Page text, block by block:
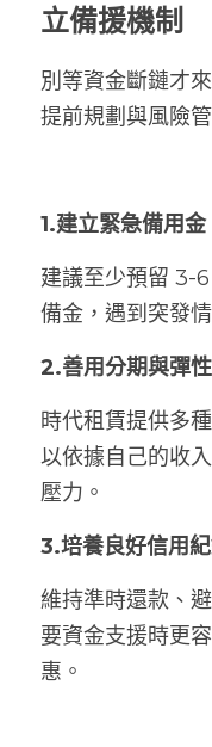
立備援機制
別等資金斷鏈才
提前規劃與風險
1.建立緊急備用金
建議至少預留 3-
備金，遇到突發
2.善用分期與彈
時代租賃提供多
以依據自己的收
壓力。
3.培養良好信用
維持準時還款、
要資金支援時更
惠。